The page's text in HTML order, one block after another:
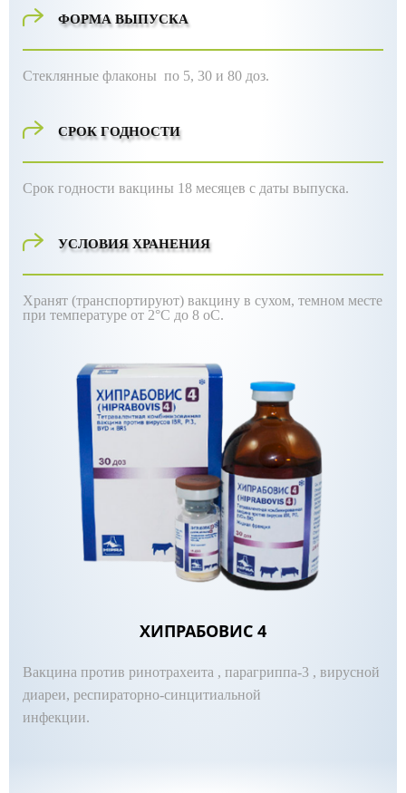
ХИПРАБОВИС 4
Вакцина против ринотрахеита , парагриппа-3 , вирусной
диареи, респираторно-синцитиальной
инфекции.
ФОРМА ВЫПУСКА
Стеклянные флаконы по 5, 30 и 80 доз.
СРОК ГОДНОСТИ
Срок годности вакцины 18 месяцев с даты выпуска.
УСЛОВИЯ ХРАНЕНИЯ
Хранят (транспортируют) вакцину в сухом, темном месте
при температуре от 2°С до 8 оС.